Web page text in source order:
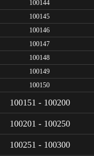
100144
100145
100146
100147
100148
100149
100150
100151 - 100200
100201 - 100250
100251 - 100300